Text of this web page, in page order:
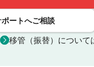
ートへご相談
移管（振替）について